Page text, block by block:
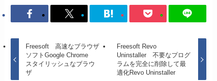
Freesoft 高速なブラウザ
ソフトGoogle Chrome
スタイリッシュなブラウ
ザ
Freesoft Revo
Uninstaller 不要なプログ
ラムを完全に削除して最
適化Revo Uninstaller